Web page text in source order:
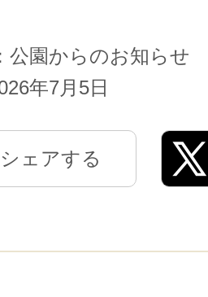
公園からのお知らせ
年7月5日
シェアする